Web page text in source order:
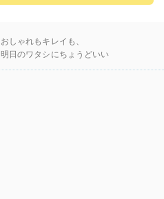
おしゃれもキレイも、
明日のワタシにちょうどいい